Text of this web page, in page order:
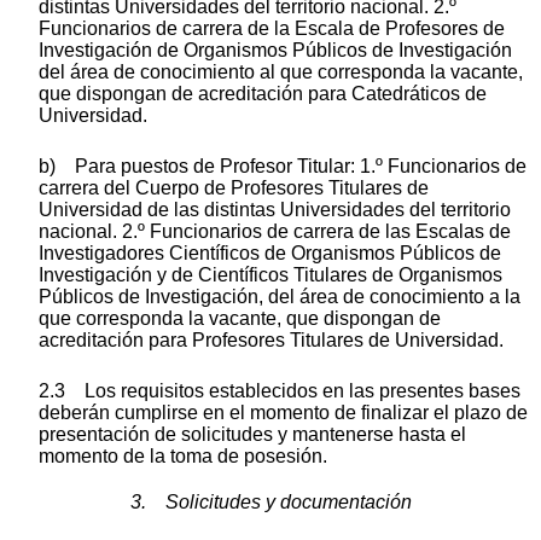
distintas Universidades del territorio nacional. 2.º
Funcionarios de carrera de la Escala de Profesores de
Investigación de Organismos Públicos de Investigación
del área de conocimiento al que corresponda la vacante,
que dispongan de acreditación para Catedráticos de
Universidad.
b) Para puestos de Profesor Titular: 1.º Funcionarios de
carrera del Cuerpo de Profesores Titulares de
Universidad de las distintas Universidades del territorio
nacional. 2.º Funcionarios de carrera de las Escalas de
Investigadores Científicos de Organismos Públicos de
Investigación y de Científicos Titulares de Organismos
Públicos de Investigación, del área de conocimiento a la
que corresponda la vacante, que dispongan de
acreditación para Profesores Titulares de Universidad.
2.3 Los requisitos establecidos en las presentes bases
deberán cumplirse en el momento de finalizar el plazo de
presentación de solicitudes y mantenerse hasta el
momento de la toma de posesión.
3. Solicitudes y documentación